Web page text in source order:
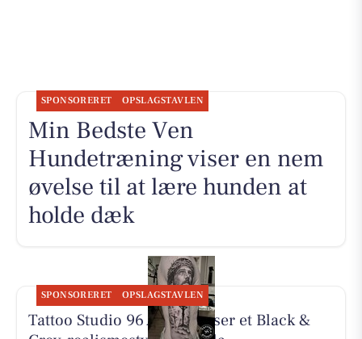
SPONSORERET OPSLAGSTAVLEN
Min Bedste Ven
Hundetræning viser en nem
øvelse til at lære hunden at
holde dæk
SPONSORERET OPSLAGSTAVLEN
Tattoo Studio 96 Aarhus viser et Black &